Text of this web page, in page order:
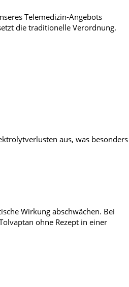
Telemedizin-Angebots
die traditionelle Verordnung.
aus, was besonders
Wirkung abschwächen. Bei
ohne Rezept in einer